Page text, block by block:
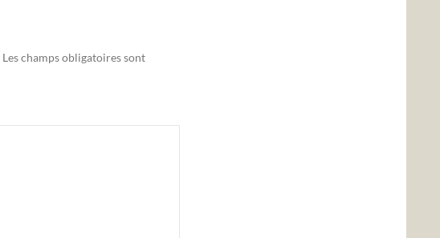
Les champs obligatoires sont